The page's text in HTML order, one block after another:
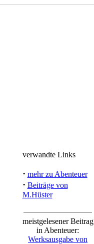
verwandte Links
· mehr zu Abenteuer
· Beiträge von
M.Hüster
meistgelesener Beitrag
in Abenteuer:
Werksausgabe von